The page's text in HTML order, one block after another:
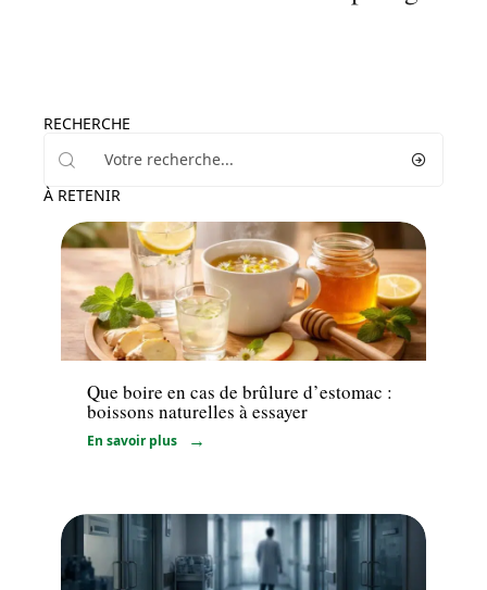
RECHERCHE
À RETENIR
Minceur
Que boire en cas de brûlure d’estomac :
boissons naturelles à essayer
En savoir plus